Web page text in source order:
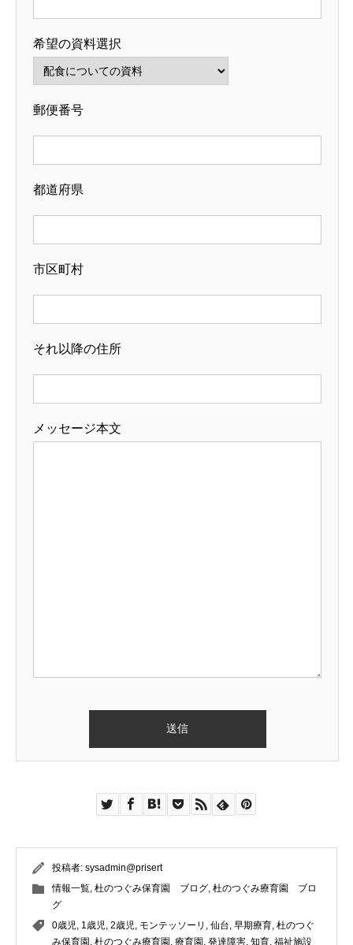
希望の資料選択
郵便番号
都道府県
市区町村
それ以降の住所
メッセージ本文
投稿者: sysadmin@prisert
情報一覧, 杜のつぐみ保育園 ブログ, 杜のつぐみ療育園 ブロ
グ
0歳児, 1歳児, 2歳児, モンテッソーリ , 仙台, 早期療育, 杜のつぐ
み保育園 , 杜のつぐみ療育園 , 療育園 , 発達障害, 知育, 福祉施設
TEL お問合せ